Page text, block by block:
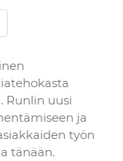
Runlin uusi
ja
työn
tänään.